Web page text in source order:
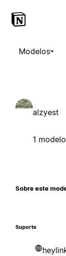
Modelos
alzyest
1 modelo
Sobre este
Suporte